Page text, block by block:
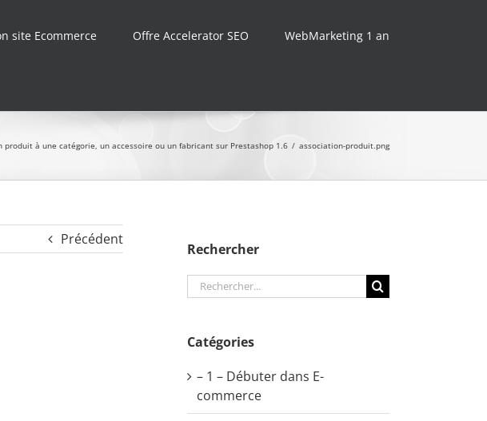
site Ecommerce Offre Accelerator SEO WebMarketing 1 an
produit à une catégorie, un accessoire ou un fabricant sur Prestashop 1.6 / association-produit.png
Précédent
Rechercher
Rechercher:
Catégories
– 1 – Débuter dans E-
commerce